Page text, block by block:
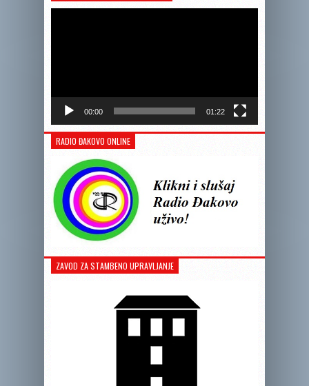
00:00 01:22
RADIO ĐAKOVO ONLINE
ZAVOD ZA STAMBENO UPRAVLJANJE